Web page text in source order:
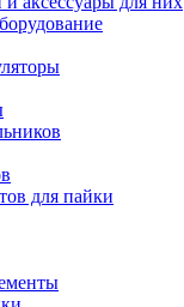
для пайки